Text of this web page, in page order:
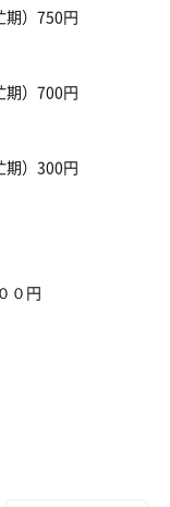
）750円
）700円
）300円
０円